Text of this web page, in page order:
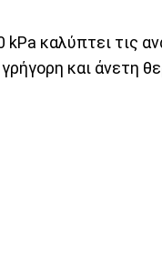
καλύπτει τις
και άνετη